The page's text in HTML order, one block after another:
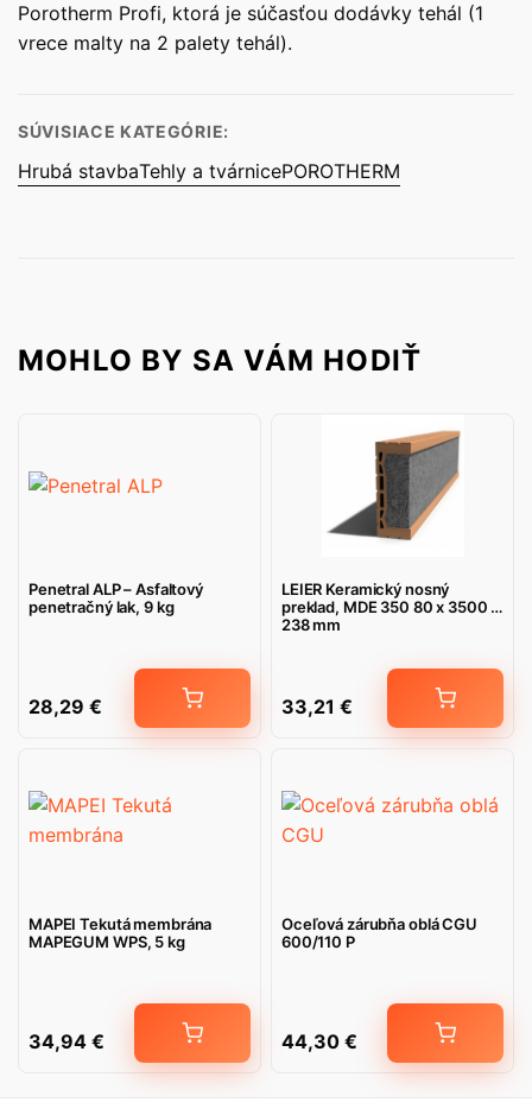
Porotherm Profi, ktorá je súčasťou dodávky tehál (1
vrece malty na 2 palety tehál).
SÚVISIACE KATEGÓRIE:
Hrubá stavbaTehly a tvárnicePOROTHERM
MOHLO BY SA VÁM HODIŤ
Penetral ALP – Asfaltový
penetračný lak, 9 kg
28,29 €
LEIER Keramický nosný
preklad, MDE 350 80 x 3500 x
238 mm
33,21 €
MAPEI Tekutá membrána
MAPEGUM WPS, 5 kg
34,94 €
Oceľová zárubňa oblá CGU
600/110 P
44,30 €